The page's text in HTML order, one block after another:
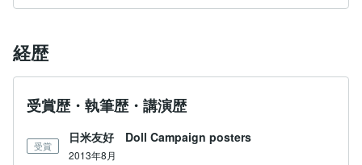
経歴
受賞歴・執筆歴・講演歴
受賞
日米友好 Doll Campaign posters
2013年8月